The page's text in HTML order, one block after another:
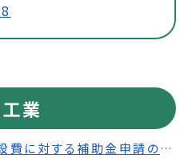
業
民間賃貸共同住宅建設費に対する補助金申請の受付期間を延長します。